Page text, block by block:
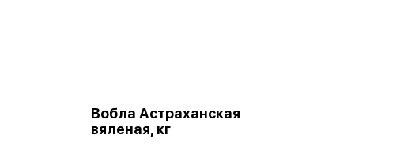
Вобла Астраханская
вяленая, кг